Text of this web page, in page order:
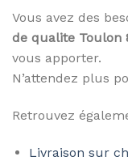
Vous avez des
de qualite Toulon
vous apporter.
N’attendez plus
Retrouvez
Livraison sur